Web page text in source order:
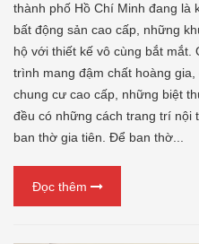
thành phố Hồ Chí Minh đang là
bất động sản cao cấp, những
hộ với thiết kế vô cùng bắt mắt.
trình mang đậm chất hoàng
chung cư cao cấp, những biệt
đều có những cách trang trí nội
ban thờ gia tiên. Để ban thờ...
Đọc thêm